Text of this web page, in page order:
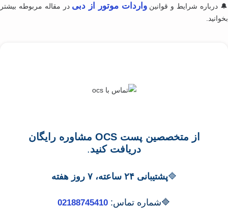
درباره شرایط و قوانینواردات موتور از دبیدر مقاله مربوطه بیشتر
از متخصصین پست OCS مشاوره رایگان
دریافت کنید.
🔷پشتیبانی ۲۴ ساعته، ۷ روز هفته
🔷شماره تماس:02188745410